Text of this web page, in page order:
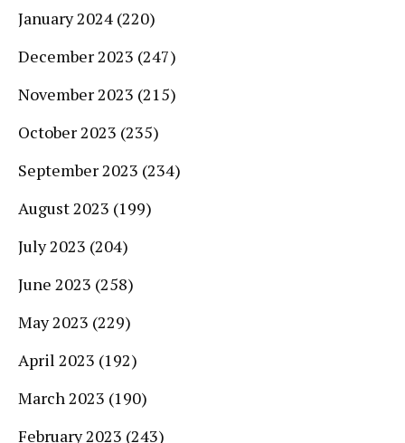
January 2024 (220)
December 2023 (247)
November 2023 (215)
October 2023 (235)
September 2023 (234)
August 2023 (199)
July 2023 (204)
June 2023 (258)
May 2023 (229)
April 2023 (192)
March 2023 (190)
February 2023 (243)